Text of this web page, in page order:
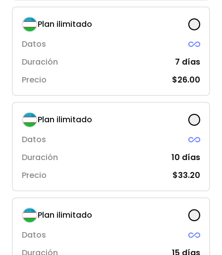
Plan ilimitado
Datos
Duración
7 días
Precio
$26.00
Plan ilimitado
Datos
Duración
10 días
Precio
$33.20
Plan ilimitado
Datos